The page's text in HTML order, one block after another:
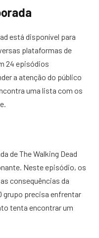
está disponível para
plataformas de
24 episódios
a atenção do público
uma lista com os
de The Walking Dead
Neste episódio, os
consequências da
grupo precisa enfrentar
tenta encontrar um